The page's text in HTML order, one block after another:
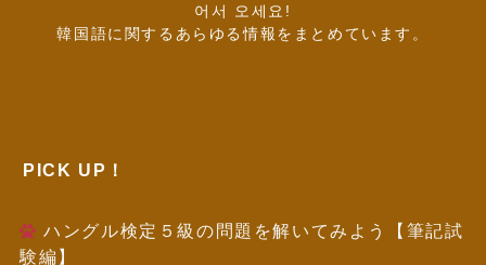
어서 오세요!
韓国語に関するあらゆる情報をまとめています。
PICK UP！
ハングル検定５級の問題を解いてみよう【筆記試
験編】